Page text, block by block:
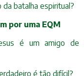
da batalha espiritual?
por uma EQM
é um amigo de
é tão difícil?